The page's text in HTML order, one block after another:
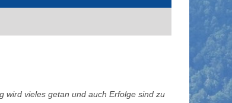
wird vieles getan und auch Erfolge sind zu